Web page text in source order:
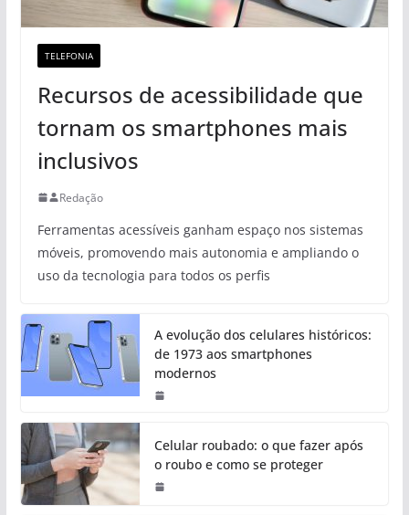
TELEFONIA
Recursos de acessibilidade que
tornam os smartphones mais
inclusivos
Redação
Ferramentas acessíveis ganham espaço nos sistemas
móveis, promovendo mais autonomia e ampliando o
uso da tecnologia para todos os perfis
A evolução dos celulares históricos:
de 1973 aos smartphones
modernos
Celular roubado: o que fazer após
o roubo e como se proteger